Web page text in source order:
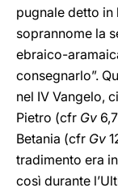
pugnale detto in
soprannome la
ebraico-
consegnarlo”.
nel IV Vangelo,
Pietro (cfr Gv
Betania (cfr Gv
tradimento era
così durante